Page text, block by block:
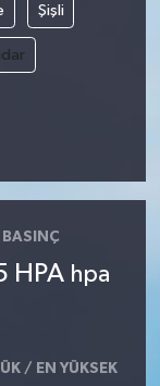
Şişli
BASINÇ
HPA hpa
/ EN YÜKSEK